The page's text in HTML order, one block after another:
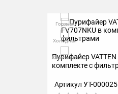
Горячая
Холодная
Комнатная
Пурифайер
комплекте с
Артикул УТ-